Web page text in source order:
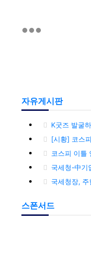
자유게시판
K굿즈 발굴하는 현대百...민
[시황] 코스피, 외인·기관
코스피 이틀 연속 올라
국세청-中기업과 최초
국세청장, 주한 中 기업
스폰서드